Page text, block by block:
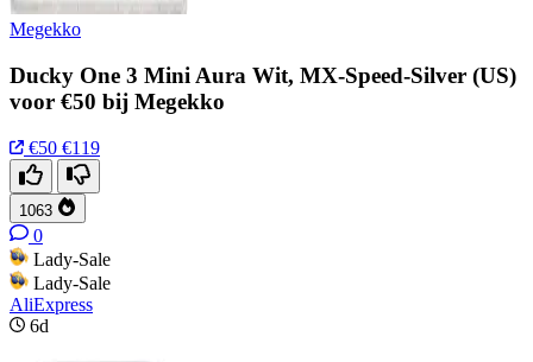
Megekko
Ducky One 3 Mini Aura Wit, MX-Speed-Silver (US)
voor €50 bij Megekko
€50 €119
1063
0
Lady-Sale
Lady-Sale
AliExpress
6d